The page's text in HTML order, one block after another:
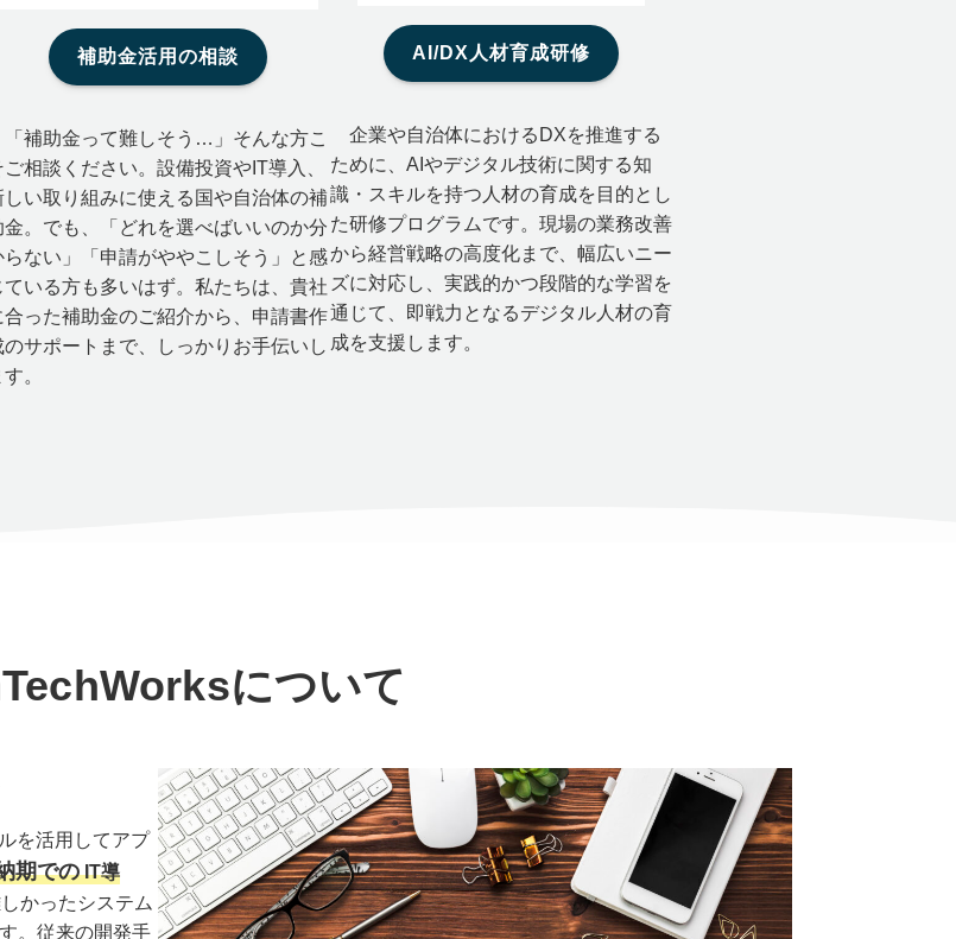
補助金活用の相談
補助金って難しそう…」そんな方こ
ご相談ください。設備投資やIT導入、
しい取り組みに使える国や自治体の補
金。でも、「どれを選べばいいのか分
らない」「申請がややこしそう」と感
ている方も多いはず。私たちは、貴社
合った補助金のご紹介から、申請書作
のサポートまで、しっかりお手伝いし
す。
AI/DX人材育成研修
企業や自治体におけるDXを推進する
ために、AIやデジタル技術に関する知
識・スキルを持つ人材の育成を目的とし
た研修プログラムです。現場の業務改善
から経営戦略の高度化まで、幅広いニー
ズに対応し、実践的かつ段階的な学習を
通じて、即戦力となるデジタル人材の育
成を支援します。
について
を活用してアプ
期での IT導
かったシステム
。従来の開発手